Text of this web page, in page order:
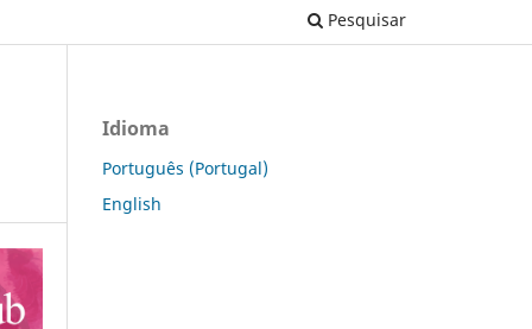
Pesquisar
Idioma
Português (Portugal)
English